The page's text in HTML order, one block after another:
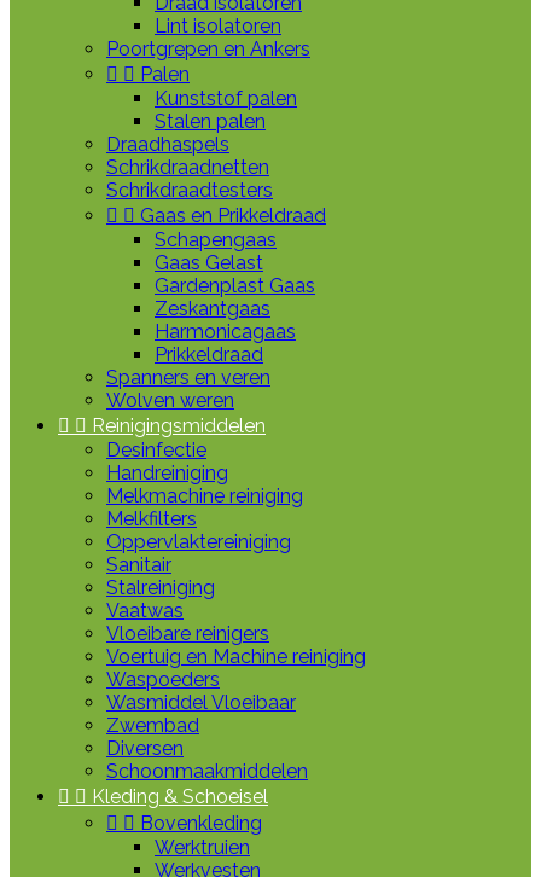
Lint isolatoren
Poortgrepen en Ankers
  Palen
Kunststof palen
Stalen palen
Draadhaspels
Schrikdraadnetten
Schrikdraadtesters
  Gaas en Prikkeldraad
Schapengaas
Gaas Gelast
Gardenplast Gaas
Zeskantgaas
Harmonicagaas
Prikkeldraad
Spanners en veren
Wolven weren
  Reinigingsmiddelen
Desinfectie
Handreiniging
Melkmachine reiniging
Melkfilters
Oppervlaktereiniging
Sanitair
Stalreiniging
Vaatwas
Vloeibare reinigers
Voertuig en Machine reiniging
Waspoeders
Wasmiddel Vloeibaar
Zwembad
Diversen
Schoonmaakmiddelen
  Kleding & Schoeisel
  Bovenkleding
Werktruien
Werkvesten